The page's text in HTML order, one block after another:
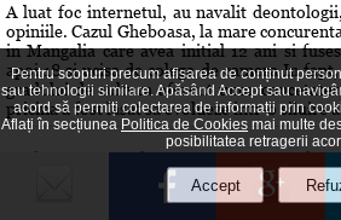
A luat foc internetul, au navalit
opiniile. Cazul Gheboasa, la mare
in Mangalia care avea initial 12 ani si
apoi 18 si ucisa de colega de camera In
gradului de cultura aferent unor
pricina a fost lasat sa evolueze intr-o siluire
Roberta vs Volo! Game, set:
Pentru scopuri precum afișarea de conținut
sau tehnologii similare. Apăsând Accept sau
acord să permiți colectarea de informații prin
Aflați în secțiunea Politica de Cookies mai multe
posibilitatea retragerii